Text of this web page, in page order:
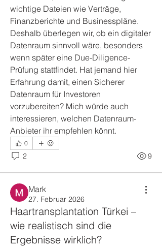
wichtige Dateien wie Verträge,
Finanzberichte und Businesspläne.
Deshalb überlegen wir, ob ein digitaler
Datenraum sinnvoll wäre, besonders
wenn später eine Due-Diligence-
Prüfung stattfindet. Hat jemand hier
Erfahrung damit, einen Sicherer
Datenraum für Investoren
vorzubereiten? Mich würde auch
interessieren, welchen Datenraum-
Anbieter ihr empfehlen könnt.
0
2 9
Mark
27. Februar 2026
Haartransplantation Türkei –
wie realistisch sind die
Ergebnisse wirklich?
Info
Welcome to the group! You can
connect with other members, ge
Weiterlesen